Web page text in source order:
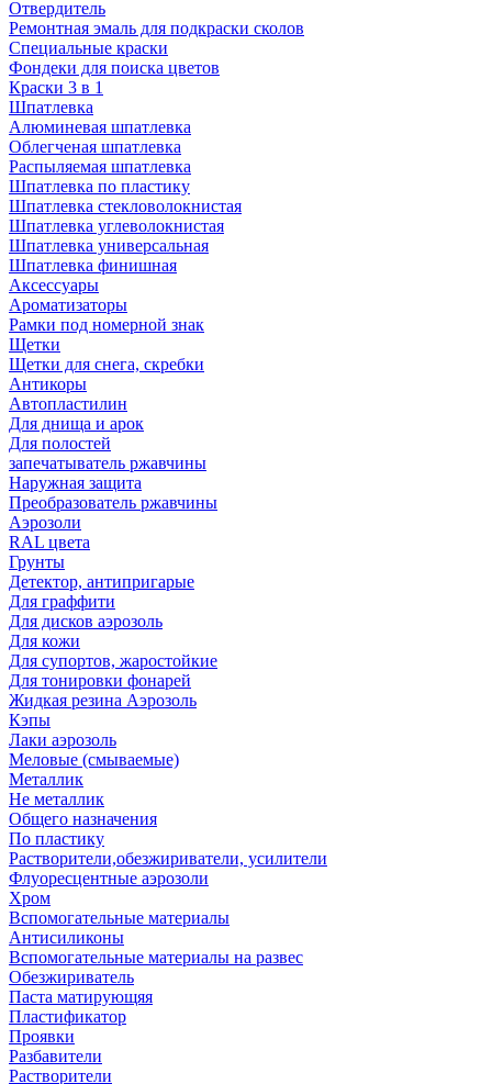
Отвердитель
Ремонтная эмаль для подкраски сколов
Специальные краски
Фондеки для поиска цветов
Краски 3 в 1
Шпатлевка
Алюминевая шпатлевка
Облегченая шпатлевка
Распыляемая шпатлевка
Шпатлевка по пластику
Шпатлевка стекловолокнистая
Шпатлевка углеволокнистая
Шпатлевка универсальная
Шпатлевка финишная
Аксессуары
Ароматизаторы
Рамки под номерной знак
Щетки
Щетки для снега, скребки
Антикоры
Автопластилин
Для днища и арок
Для полостей
запечатыватель ржавчины
Наружная защита
Преобразователь ржавчины
Аэрозоли
RAL цвета
Грунты
Детектор, антипригарые
Для граффити
Для дисков аэрозоль
Для кожи
Для супортов, жаростойкие
Для тонировки фонарей
Жидкая резина Аэрозоль
Кэпы
Лаки аэрозоль
Меловые (смываемые)
Металлик
Не металлик
Общего назначения
По пластику
Растворители,обезжириватели, усилители
Флуоресцентные аэрозоли
Хром
Вспомогательные материалы
Антисиликоны
Вспомогательные материалы на развес
Обезжириватель
Паста матирующяя
Пластификатор
Проявки
Разбавители
Растворители